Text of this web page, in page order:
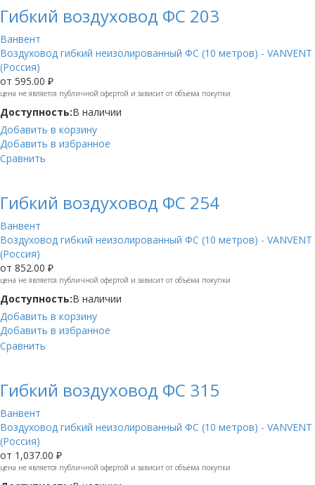
Гибкий воздуховод ФС 203
Ванвент
Воздуховод гибкий неизолированный ФС (10 метров) - VANVENT
(Россия)
от 595.00 ₽
цена не является публичной офертой и зависит от объёма покупки
Доступность:В наличии
Добавить в корзину
Добавить в избранное
Сравнить
Гибкий воздуховод ФС 254
Ванвент
Воздуховод гибкий неизолированный ФС (10 метров) - VANVENT
(Россия)
от 852.00 ₽
цена не является публичной офертой и зависит от объёма покупки
Доступность:В наличии
Добавить в корзину
Добавить в избранное
Сравнить
Гибкий воздуховод ФС 315
Ванвент
Воздуховод гибкий неизолированный ФС (10 метров) - VANVENT
(Россия)
от 1,037.00 ₽
цена не является публичной офертой и зависит от объёма покупки